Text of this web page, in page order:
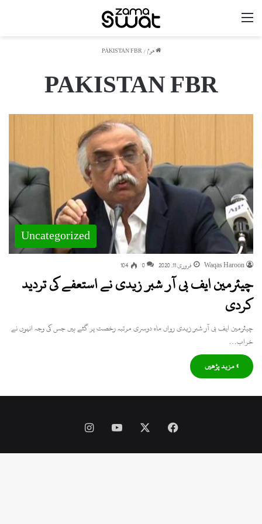
ھوم /
PAKISTAN FBR
PAKISTAN FBR
Uncategorized
Waqas Haroon فروری 11, 2020 0
104
چیئرمین ایف بی آر شبر زیدی نے استعفے کی تردید
کردی
چیئرمین ایف بی آر شبر زیدی رواں ماہ دوسری مرتبہ رخصت پر گئے ہیں جس کی وجہ انہوں نے
خراب…
» مزید پڑھیں
Facebook
YouTube